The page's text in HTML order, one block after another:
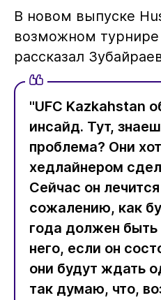
В новом выпуске
возможном турнире
рассказал
"UFC Kazkahstan
инсайд. Тут,
проблема? Они
хедлайнером
Сейчас он
сожалению, как
года должен быть
него, если он
они будут ждать
так думаю, что,